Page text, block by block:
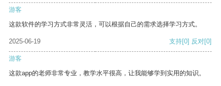
游客
这款软件的学习方式非常灵活，可以根据自己的需求选择学习方式。
2025-06-19 支持[0] 反对[0]
游客
这款app的老师非常专业，教学水平很高，让我能够学到实用的知识。